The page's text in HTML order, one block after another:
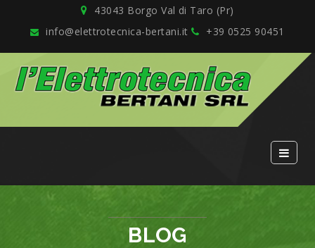
43043 Borgo Val di Taro (Pr)
info@elettrotecnica-bertani.it
+39 0525 90451
BLOG